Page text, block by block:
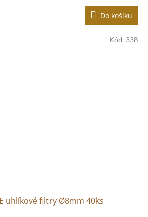
Do košíku
uhlíkové filtry Ø8mm 40ks
Kód: 338